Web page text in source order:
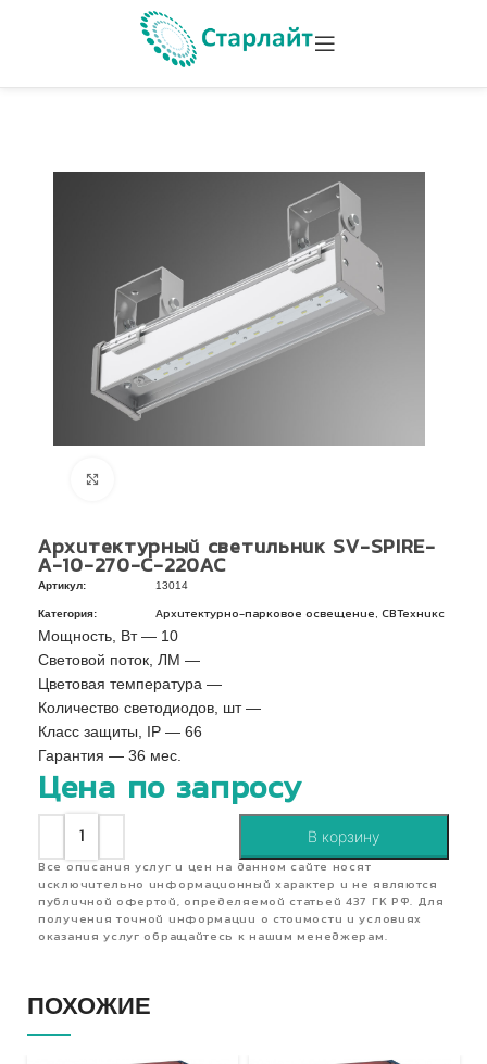
Архитектурный светильник SV-SPIRE-
A-10-270-C-220AC
Артикул: 13014
Категория: Архитектурно-парковое освещение СВТехникс
Мощность, Вт — 10
Световой поток, ЛМ —
Цветовая температура —
Количество светодиодов, шт —
Класс защиты, IP — 66
Гарантия — 36 мес.
Цена по запросу
В корзину
Все описания услуг и цен на данном сайте носят
исключительно информационный характер и не являются
публичной офертой, определяемой статьей 437 ГК РФ. Для
получения точной информации о стоимости и условиях
оказания услуг обращайтесь к нашим менеджерам.
ПОХОЖИЕ